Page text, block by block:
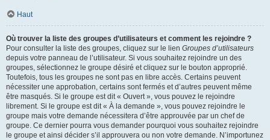
Haut
Où trouver la liste des groupes d’utilisateurs et comment les rejoindre ?
Pour consulter la liste des groupes, cliquez sur le lien Groupes d’utilisateurs
depuis votre panneau de l’utilisateur. Si vous souhaitez rejoindre un des
groupes, sélectionnez le groupe désiré et cliquez sur le bouton approprié.
Toutefois, tous les groupes ne sont pas en libre accès. Certains peuvent
nécessiter une approbation, certains sont fermés et d’autres peuvent même
être masqués. Si le groupe est dit « Ouvert », vous pouvez le rejoindre
librement. Si le groupe est dit « À la demande », vous pouvez rejoindre le
groupe mais votre demande nécessitera d’être approuvée par un chef de
groupe. Ce dernier pourra vous demander pourquoi vous souhaitez rejoindre
le groupe et ainsi décider s’il approuvera ou non votre demande. N’importunez